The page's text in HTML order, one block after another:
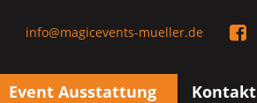
info@magicevents-mueller.de
Event Ausstattung Kontakt